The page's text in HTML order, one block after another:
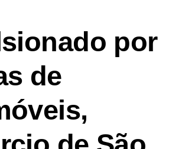
por
de